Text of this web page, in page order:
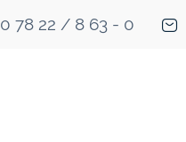
0 78 22 / 8 63 - 0